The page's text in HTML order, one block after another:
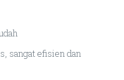
sangat efisien dan